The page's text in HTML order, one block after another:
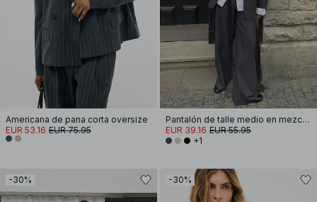
Americana de pana corta oversize
EUR 53.16 EUR 75.95
Pantalón de talle medio en mezcla de tejidos
EUR 39.16 EUR 55.95
+1
-30% -30%